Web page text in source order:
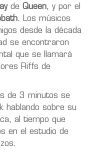
de Queen, y por el
. Los músicos
desde la década
se encontraron
que se llamará
Riffs de
de 3 minutos se
hablando sobre su
al tiempo que
en el estudio de